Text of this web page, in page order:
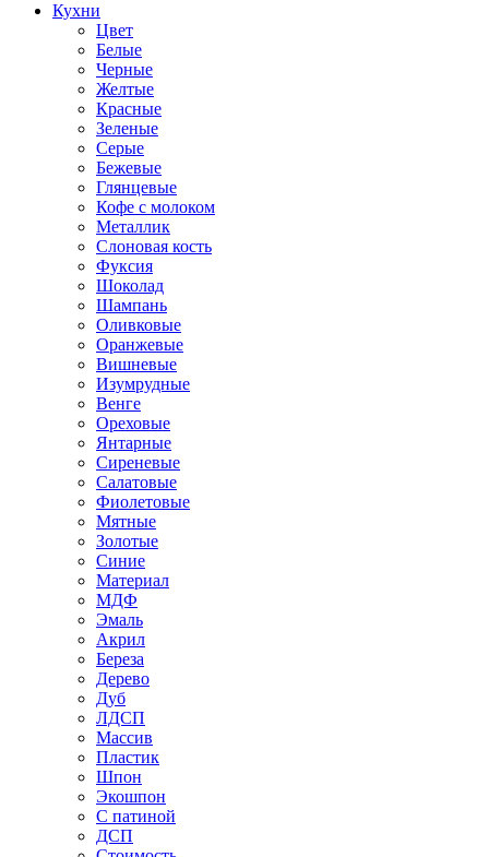
Кухни
Цвет
Белые
Черные
Желтые
Красные
Зеленые
Серые
Бежевые
Глянцевые
Кофе с молоком
Металлик
Слоновая кость
Фуксия
Шоколад
Шампань
Оливковые
Оранжевые
Вишневые
Изумрудные
Венге
Ореховые
Янтарные
Сиреневые
Салатовые
Фиолетовые
Мятные
Золотые
Синие
Материал
МДФ
Эмаль
Акрил
Береза
Дерево
Дуб
ЛДСП
Массив
Пластик
Шпон
Экошпон
С патиной
ДСП